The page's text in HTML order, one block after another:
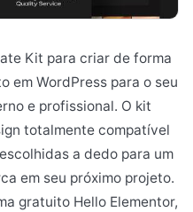
Kit para criar de forma
em WordPress para o seu
e profissional. O kit
totalmente compatível
a dedo para um
em seu próximo projeto.
gratuito Hello Elementor,